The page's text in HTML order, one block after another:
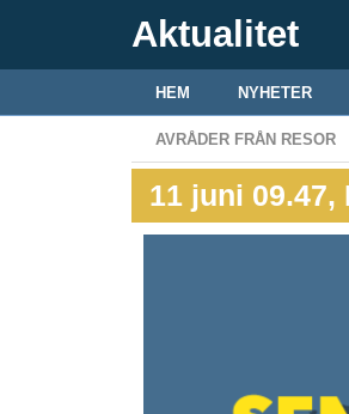
Aktualitet
HEM NYHETER
AVRÅDER FRÅN RESOR
11 juni